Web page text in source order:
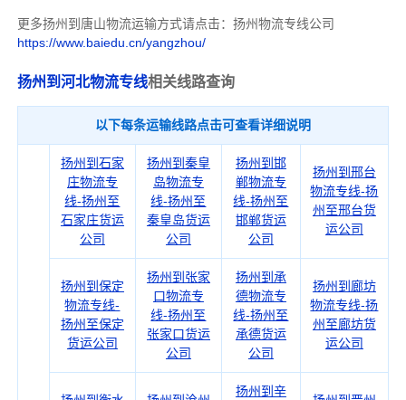
更多扬州到唐山物流运输方式请点击：扬州物流专线公司
https://www.baiedu.cn/yangzhou/
扬州到河北物流专线相关线路查询
以下每条运输线路点击可查看详细说明
扬州到石家
庄物流专
线-扬州至
石家庄货运
公司
扬州到秦皇
岛物流专
线-扬州至
秦皇岛货运
公司
扬州到邯
郸物流专
线-扬州至
邯郸货运
公司
扬州到邢台
物流专线-扬
州至邢台货
运公司
扬州到保定
物流专线-
扬州至保定
货运公司
扬州到张家
口物流专
线-扬州至
张家口货运
公司
扬州到承
德物流专
线-扬州至
承德货运
公司
扬州到廊坊
物流专线-扬
州至廊坊货
运公司
扬州到辛